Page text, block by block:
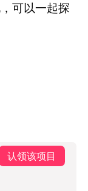
可以一起探
认领该项目